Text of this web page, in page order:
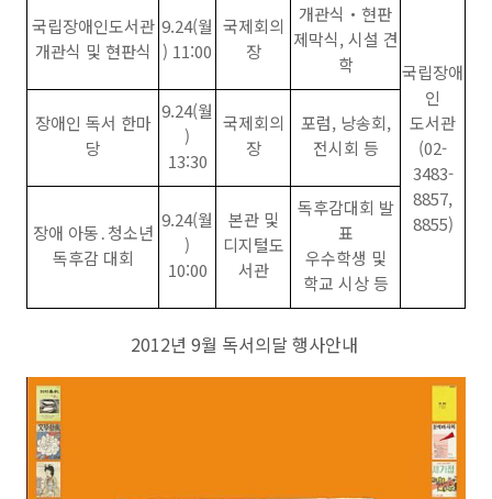
국립장애인도서관
개관식 및 현판식
9.24(월
) 11:00
국제회의
장
개관식‧현판
제막식, 시설 견
학
국립장애
인
도서관
(02-
3483-
8857,
8855)
장애인 독서 한마
당
9.24(월
)
13:30
국제회의
장
포럼, 낭송회,
전시회 등
장애 아동․청소년
독후감 대회
9.24(월
)
10:00
본관 및
디지털도
서관
독후감대회 발
표
우수학생 및
학교 시상 등
2012년 9월 독서의달 행사안내